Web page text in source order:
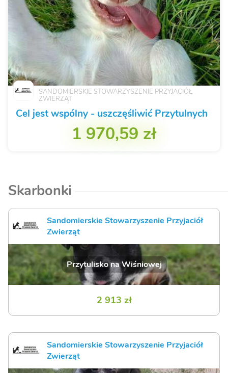
SANDOMIERSKIE STOWARZYSZENIE PRZYJACIÓŁ
ZWIERZĄT
Cel jest wspólny - uszczęśliwić Przytulnych
1 970,59 zł
Skarbonki
Sandomierskie Stowarzyszenie Przyjaciół
Zwierząt
Przytulisko na Wiśniowej
2 913 zł
Sandomierskie Stowarzyszenie Przyjaciół
Zwierząt